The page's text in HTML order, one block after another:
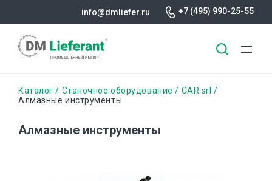
содержанию
info@dmliefer.ru +7 (495) 990-25-55
Строка
Каталог Станочное оборудование
CAR srl
Алмазные инструменты
Алмазные инструменты